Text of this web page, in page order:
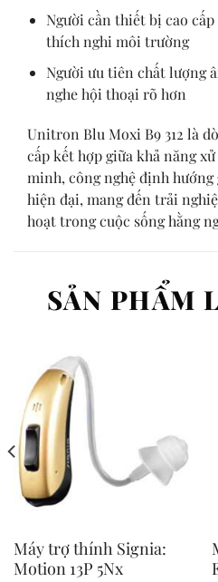
Người cần thiết bị cao
thích nghi môi trường
Người ưu tiên chất lượng
nghe hội thoại rõ hơn
Unitron Blu Moxi B9 312 là
cấp kết hợp giữa khả năng
minh, công nghệ định
hiện đại, mang đến trải
hoạt trong cuộc sống hằng
SẢN PHẨM
Máy trợ thính Signia:
Motion 13P 5Nx